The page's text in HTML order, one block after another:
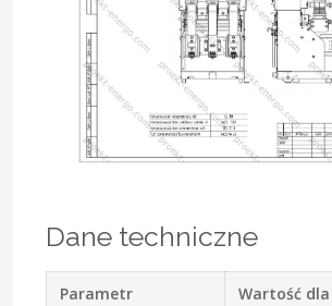
Dane techniczne
Parametr
Wartość